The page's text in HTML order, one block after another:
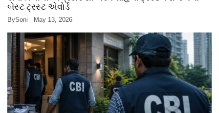
બેસ્ટ ટ્રસ્ટ એવોર્ડ
BySoni May 13, 2026